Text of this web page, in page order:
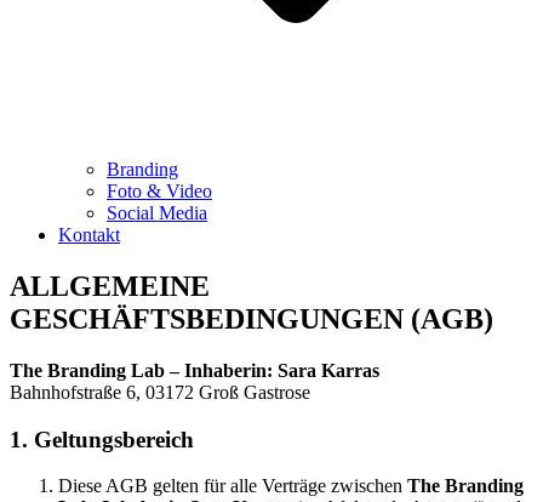
Branding
Foto & Video
Social Media
Kontakt
ALLGEMEINE
GESCHÄFTSBEDINGUNGEN (AGB)
The Branding Lab – Inhaberin: Sara Karras
Bahnhofstraße 6, 03172 Groß Gastrose
1. Geltungsbereich
Diese AGB gelten für alle Verträge zwischen The Branding